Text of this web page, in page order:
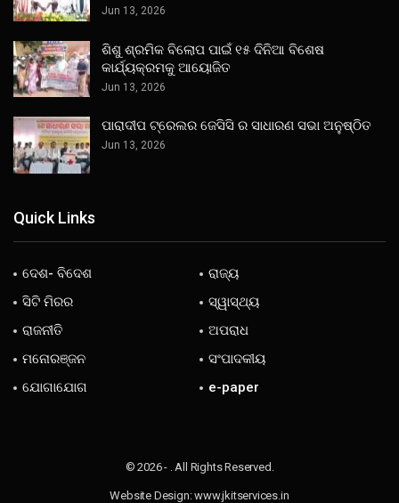
Jun 13, 2026
ଶିଶୁ ଶ୍ରମିକ ବିଲୋପ ପାଇଁ ୧୫ ଦିନିଆ ବିଶେଷ
କାର୍ଯ୍ୟକ୍ରମକୁ ଆୟୋଜିତ
Jun 13, 2026
ପାରାଦୀପ ଟ୍ରେଲର ଜେସିସି ର ସାଧାରଣ ସଭା ଅନୁଷ୍ଠିତ
Jun 13, 2026
Quick Links
ଦେଶ- ବିଦେଶ
ରାଜ୍ୟ
ସିଟି ମିରର
ସ୍ୱାସ୍ଥ୍ୟ
ରାଜନୀତି
ଅପରାଧ
ମନୋରଞ୍ଜନ
ସଂପାଦକୀୟ
ଯୋଗାଯୋଗ
e-paper
© 2026 - . All Rights Reserved.
Website Design:www.jkitservices.in